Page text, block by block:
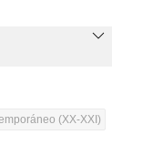
(XX-XXI)